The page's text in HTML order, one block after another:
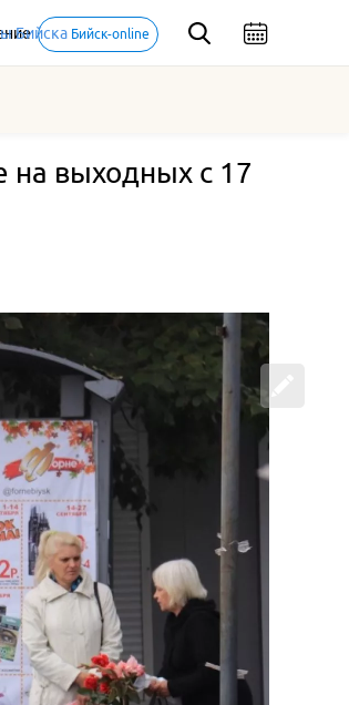
Бийск-online
на выходных с 17